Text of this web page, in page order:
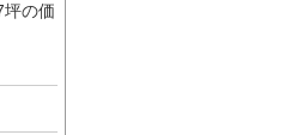
坪の価